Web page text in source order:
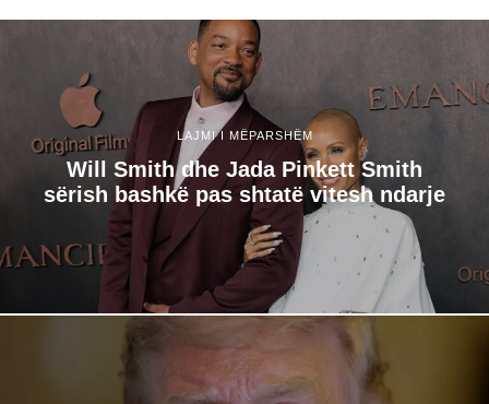
LAJMI I MËPARSHËM
Will Smith dhe Jada Pinkett Smith
sërish bashkë pas shtatë vitesh ndarje